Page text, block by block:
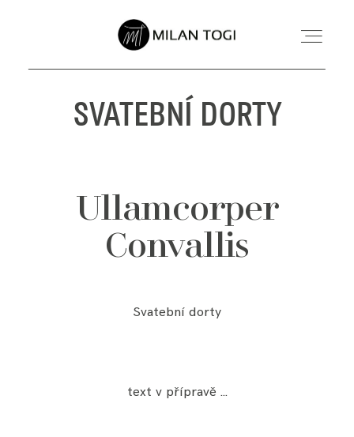
SVATEBNÍ FOCENÍ
INFORMACE
KONTAKT
SVATEBNÍ DORTY
Ullamcorper
Convallis
Svatební dorty
text v přípravě …